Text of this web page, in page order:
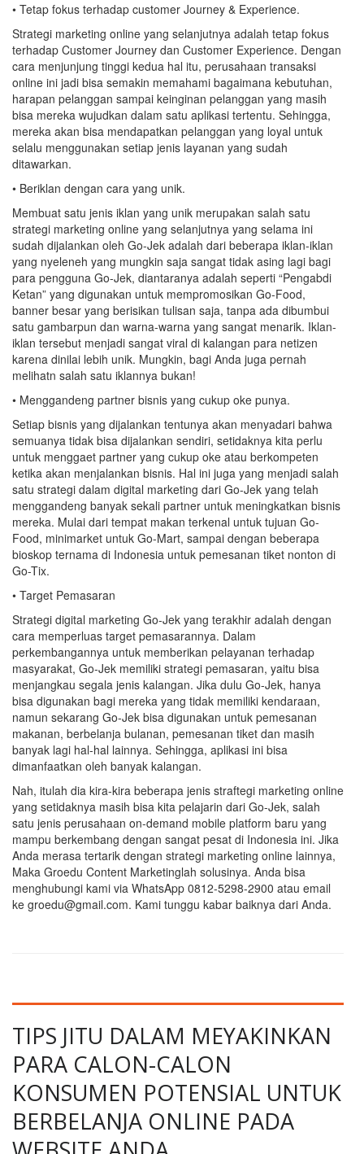
• Tetap fokus terhadap customer Journey & Experience.
Strategi marketing online yang selanjutnya adalah tetap fokus
terhadap Customer Journey dan Customer Experience. Dengan
cara menjunjung tinggi kedua hal itu, perusahaan transaksi
online ini jadi bisa semakin memahami bagaimana kebutuhan,
harapan pelanggan sampai keinginan pelanggan yang masih
bisa mereka wujudkan dalam satu aplikasi tertentu. Sehingga,
mereka akan bisa mendapatkan pelanggan yang loyal untuk
selalu menggunakan setiap jenis layanan yang sudah
ditawarkan.
• Beriklan dengan cara yang unik.
Membuat satu jenis iklan yang unik merupakan salah satu
strategi marketing online yang selanjutnya yang selama ini
sudah dijalankan oleh Go-Jek adalah dari beberapa iklan-iklan
yang nyeleneh yang mungkin saja sangat tidak asing lagi bagi
para pengguna Go-Jek, diantaranya adalah seperti “Pengabdi
Ketan” yang digunakan untuk mempromosikan Go-Food,
banner besar yang berisikan tulisan saja, tanpa ada dibumbui
satu gambarpun dan warna-warna yang sangat menarik. Iklan-
iklan tersebut menjadi sangat viral di kalangan para netizen
karena dinilai lebih unik. Mungkin, bagi Anda juga pernah
melihatn salah satu iklannya bukan!
• Menggandeng partner bisnis yang cukup oke punya.
Setiap bisnis yang dijalankan tentunya akan menyadari bahwa
semuanya tidak bisa dijalankan sendiri, setidaknya kita perlu
untuk menggaet partner yang cukup oke atau berkompeten
ketika akan menjalankan bisnis. Hal ini juga yang menjadi salah
satu strategi dalam digital marketing dari Go-Jek yang telah
menggandeng banyak sekali partner untuk meningkatkan bisnis
mereka. Mulai dari tempat makan terkenal untuk tujuan Go-
Food, minimarket untuk Go-Mart, sampai dengan beberapa
bioskop ternama di Indonesia untuk pemesanan tiket nonton di
Go-Tix.
• Target Pemasaran
Strategi digital marketing Go-Jek yang terakhir adalah dengan
cara memperluas target pemasarannya. Dalam
perkembangannya untuk memberikan pelayanan terhadap
masyarakat, Go-Jek memiliki strategi pemasaran, yaitu bisa
menjangkau segala jenis kalangan. Jika dulu Go-Jek, hanya
bisa digunakan bagi mereka yang tidak memiliki kendaraan,
namun sekarang Go-Jek bisa digunakan untuk pemesanan
makanan, berbelanja bulanan, pemesanan tiket dan masih
banyak lagi hal-hal lainnya. Sehingga, aplikasi ini bisa
dimanfaatkan oleh banyak kalangan.
Nah, itulah dia kira-kira beberapa jenis straftegi marketing online
yang setidaknya masih bisa kita pelajarin dari Go-Jek, salah
satu jenis perusahaan on-demand mobile platform baru yang
mampu berkembang dengan sangat pesat di Indonesia ini. Jika
Anda merasa tertarik dengan strategi marketing online lainnya,
Maka Groedu Content Marketinglah solusinya. Anda bisa
menghubungi kami via WhatsApp 0812-5298-2900 atau email
ke groedu@gmail.com. Kami tunggu kabar baiknya dari Anda.
TIPS JITU DALAM MEYAKINKAN
PARA CALON-CALON
KONSUMEN POTENSIAL UNTUK
BERBELANJA ONLINE PADA